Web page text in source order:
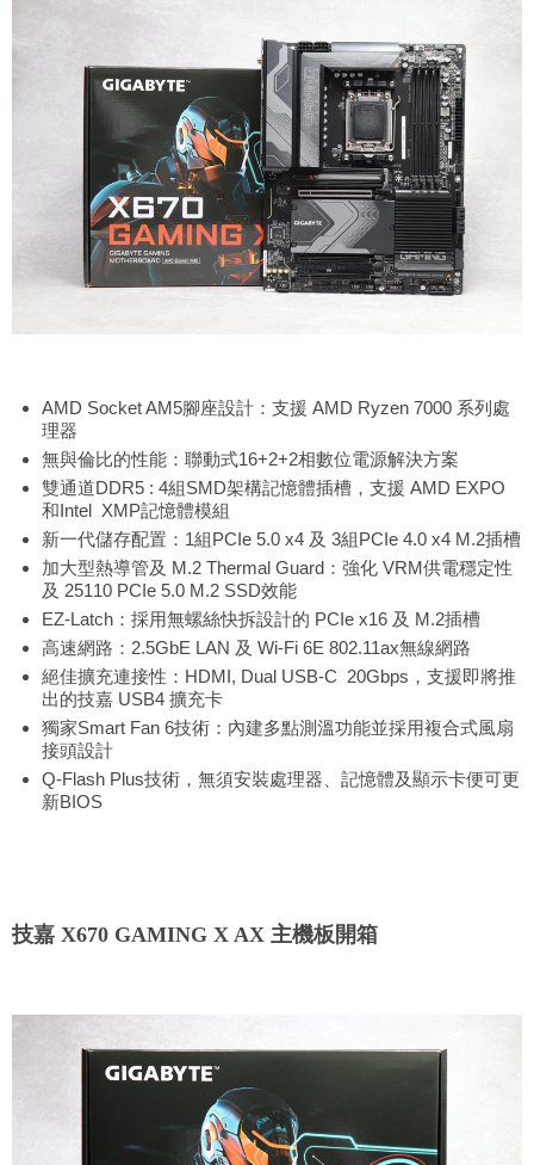
AMD Socket AM5腳座設計：支援 AMD Ryzen 7000 系列處
理器
無與倫比的性能：聯動式16+2+2相數位電源解決方案
雙通道DDR5 : 4組SMD架構記憶體插槽，支援 AMD EXPO
和Intel XMP記憶體模組
新一代儲存配置：1組PCIe 5.0 x4 及 3組PCIe 4.0 x4 M.2插槽
加大型熱導管及 M.2 Thermal Guard：強化 VRM供電穩定性
及 25110 PCIe 5.0 M.2 SSD效能
EZ-Latch：採用無螺絲快拆設計的 PCIe x16 及 M.2插槽
高速網路：2.5GbE LAN 及 Wi-Fi 6E 802.11ax無線網路
絕佳擴充連接性：HDMI, Dual USB-C 20Gbps，支援即將推
出的技嘉 USB4 擴充卡
獨家Smart Fan 6技術：內建多點測溫功能並採用複合式風扇
接頭設計
Q-Flash Plus技術，無須安裝處理器、記憶體及顯示卡便可更
新BIOS
技嘉 X670 GAMING X AX 主機板開箱